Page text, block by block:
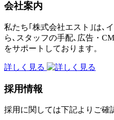
会社案内
私たち｢株式会社エスト｣は､
ら､スタッフの手配､広告・
をサポートしております。
詳しく見る
採用情報
採用に関しては下記よりご確